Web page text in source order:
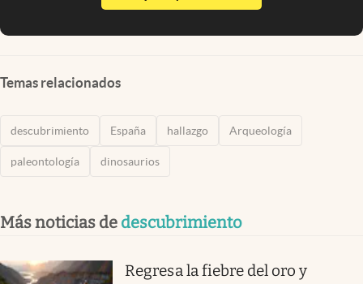
Temas relacionados
descubrimiento España hallazgo Arqueología
paleontología dinosaurios
Más noticias de descubrimiento
Regresa la fiebre del oro y